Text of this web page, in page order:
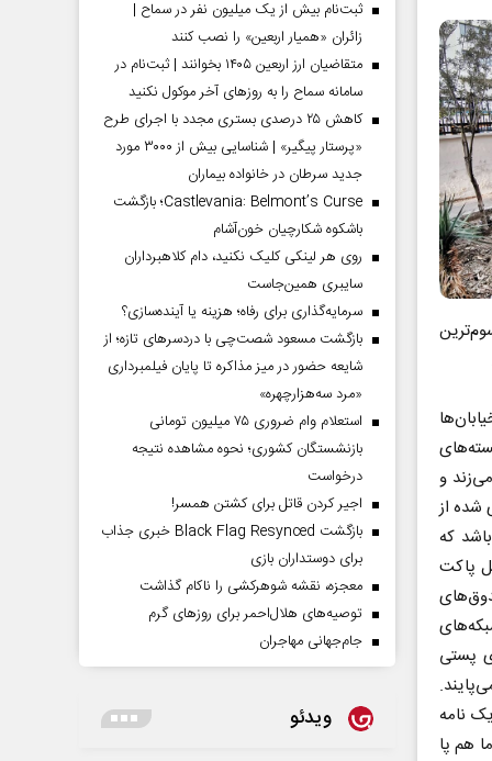
و
شده از
که
پاکت
پستی
نامه
هم پا
ثبت‌نام بیش از یک میلیون نفر در سماح |
زائران «همیار اربعین» را نصب کنند
متقاضیان ارز اربعین ۱۴۰۵ بخوانند | ثبت‌نام در
سامانه سماح را به روز‌های آخر موکول نکنید
کاهش ۲۵ درصدی بستری مجدد با اجرای طرح
«پرستار پیگیر» | شناسایی بیش از ۳۰۰۰ مورد
جدید سرطان در خانواده بیماران
Castlevania: Belmont’s Curse؛ بازگشت
باشکوه شکارچیان خون‌آشام
روی هر لینکی کلیک نکنید، دام کلاهبرداران
سایبری همین‌جاست
سرمایه‌گذاری برای رفاه؛ هزینه یا آینده‌سازی؟
بازگشت مسعود شصت‌چی با دردسر‌های تازه؛ از
شایعه حضور در میز مذاکره تا پایان فیلمبرداری
«مرد سه‌هزارچهره»
استعلام وام ضروری ۷۵ میلیون تومانی
بازنشستگان کشوری؛ نحوه مشاهده نتیجه
درخواست
اجیر کردن قاتل برای کشتن همسر!
بازگشت Black Flag Resynced خبری جذاب
برای دوستداران بازی
معجزه، نقشه شوهرکشی را ناکام گذاشت
توصیه‌های هلال‌احمر برای روز‌های گرم
جام‌جهانی مهاجران
ویدئو